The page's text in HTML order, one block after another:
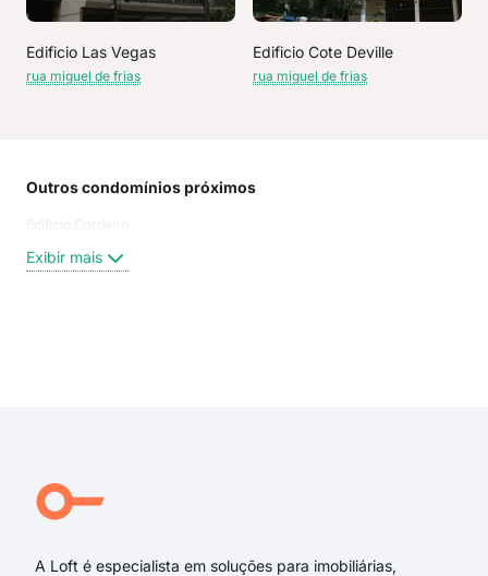
Edificio Las Vegas
rua miguel de frias
Edificio Cote Deville
rua miguel de frias
Outros condomínios próximos
Edificio Cordeiro
Exibir mais
A Loft é especialista em soluções para imobiliárias,